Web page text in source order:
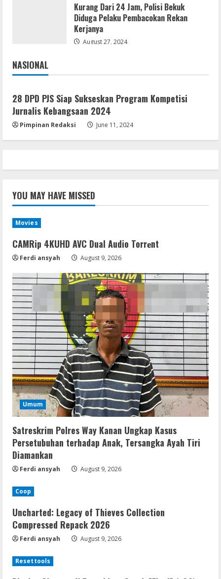
Resettools
Display Changer X Portable + Crack
[Final] (x64) Final FileCR
5
Debloated Tоrrеnt
August 8, 2026
Kurang Dari 24 Jam, Polisi Bekuk
Diduga Pelaku Pembacokan Rekan
Kerjanya
August 27, 2024
NASIONAL
Jakarta
28 DPD PJS Siap Sukseskan Program Kompetisi
Jurnalis Kebangsaan 2024
Pimpinan Redaksi June 11, 2024
YOU MAY HAVE MISSED
Movies
CAMRip 4KUHD AVC Dual Audio Torr𝐞nt
Ferdi ansyah August 9, 2026
Umum
Satreskrim Polres Way Kanan Ungkap Kasus
Persetubuhan terhadap Anak, Tersangka Ayah Tiri
Diamankan
Ferdi ansyah August 9, 2026
Coop
Uncharted: Legacy of Thieves Collection
Compressed Repack 2026
Ferdi ansyah August 9, 2026
Resettools